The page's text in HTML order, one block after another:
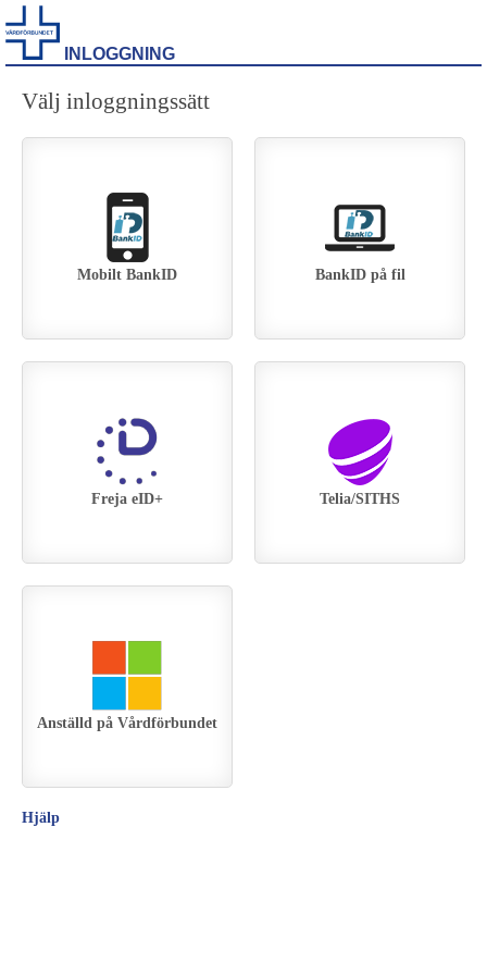
INLOGGNING
Välj inloggningssätt
Mobilt BankID BankID på fil
Telia/SITHS
Anställd på Vårdförbundet
Freja eID+
Hjälp